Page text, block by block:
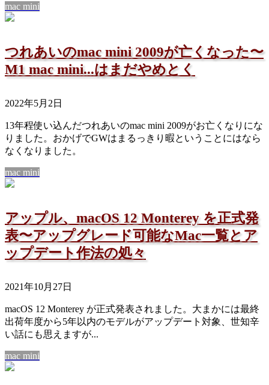
mac mini
つれあいのmac mini 2009が亡くなった〜
M1 mac mini...はまだやめとく
2022年5月2日
13年程使い込んだつれあいのmac mini 2009がお亡くなりにな
りました。おかげでGWはまるっきり暇ということにはなら
なくなりました。
mac mini
アップル、macOS 12 Monterey を正式発
表〜アップグレード可能なMac一覧とア
ップデート作法の処々
2021年10月27日
macOS 12 Monterey が正式発表されました。大まかには最終
出荷年度から5年以内のモデルがアップデート対象、世知辛
い話にも思えますが...
mac mini